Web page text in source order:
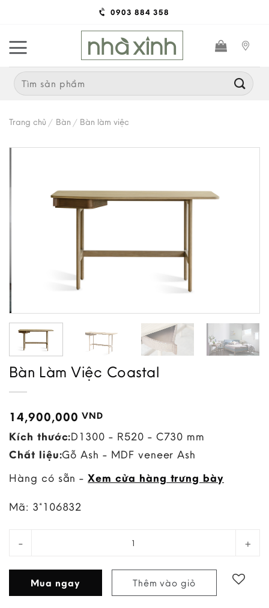
content
0903 884 358
Search
for:
Trang chủ / Bàn / Bàn làm việc
Bàn Làm Việc Coastal
14,900,000VND
Kích thước:D1300 - R520 - C730 mm
Chất liệu:Gỗ Ash - MDF veneer Ash
Hàng có sẵn -Xem cửa hàng trưng bày
Mã: 3*106832
Mua ngay Thêm vào giỏ